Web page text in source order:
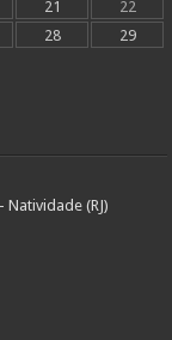
21
22
28
29
Natividade (RJ)